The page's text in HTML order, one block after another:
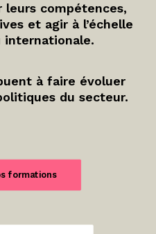
compétences,
et agir à l’échelle
internationale.
à faire évoluer
du secteur.
formations